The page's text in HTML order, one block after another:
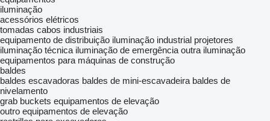
iluminação
acessórios elétricos
tomadas cabos industriais
equipamento de distribuição iluminação industrial projetores
iluminação técnica iluminação de emergência outra iluminação
equipamentos para máquinas de construção
baldes
baldes escavadoras baldes de mini-escavadeira baldes de
nivelamento
grab buckets equipamentos de elevação
outro equipamentos de elevação